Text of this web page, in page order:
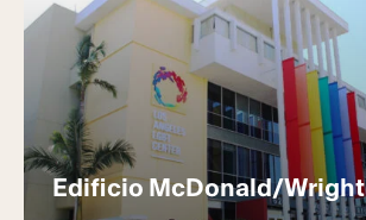
Edificio McDonald/Wright